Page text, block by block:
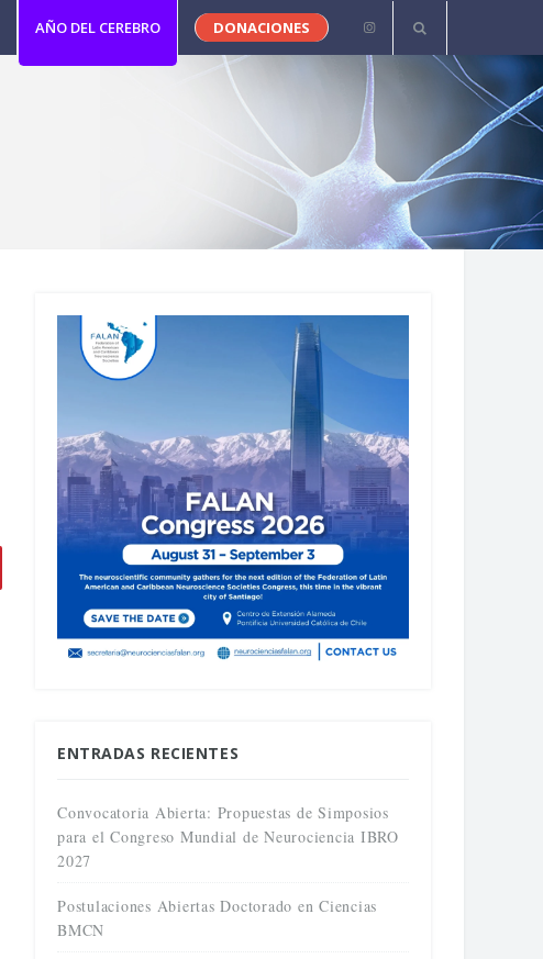
AÑO DEL CEREBRO DONACIONES
ENTRADAS RECIENTES
Convocatoria Abierta: Propuestas de Simposios
para el Congreso Mundial de Neurociencia IBRO
2027
Postulaciones Abiertas Doctorado en Ciencias
BMCN